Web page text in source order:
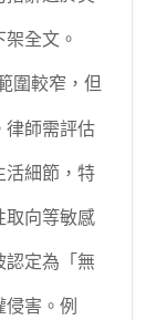
全文。
圍較窄，但
律師需評估
活細節，特
取向等敏感
定為「無
害。例